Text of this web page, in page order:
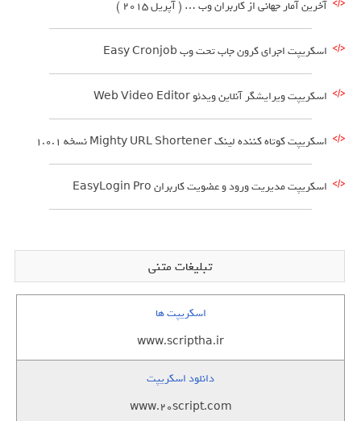
آخرین آمار جهانی از کاربران وب … ( آپریل 2015 )
اسکریپت اجرای کرون جاب تحت وب Easy Cronjob
اسکریپت ویرایشگر آنلاین ویدئو Web Video Editor
اسکریپت کوتاه کننده لینک Mighty URL Shortener نسخه 1.0.1
اسکریپت مدیریت ورود و عضویت کاربران EasyLogin Pro
تبلیغات متنی
اسکریپت ها
www.scriptha.ir
دانلود اسکریپت
www.20script.com